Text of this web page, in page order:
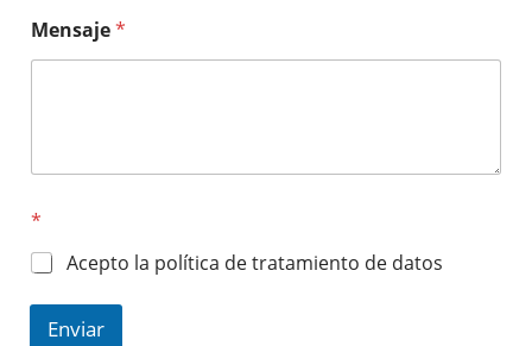
Mensaje*
*
Acepto la política de tratamiento de datos
Enviar